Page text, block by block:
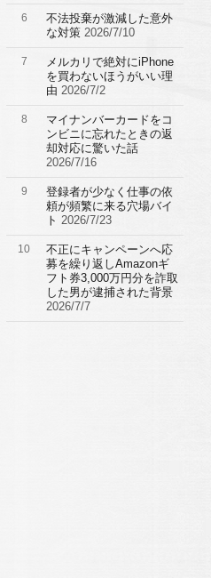
6
不法投棄が激減した意外
な対策 2026/7/10
7
メルカリで絶対にiPhone
を買わないほうがいい理
由 2026/7/2
8
マイナンバーカードをコ
ンビニに忘れたときの返
却対応に驚いた話
2026/7/16
9
登録者が少なく仕事の依
頼が頻繁に来る穴場バイ
ト 2026/7/23
10
不正にキャンペーンへ応
募を繰り返しAmazonギ
フト券3,000万円分を詐取
した男が逮捕された背景
2026/7/7